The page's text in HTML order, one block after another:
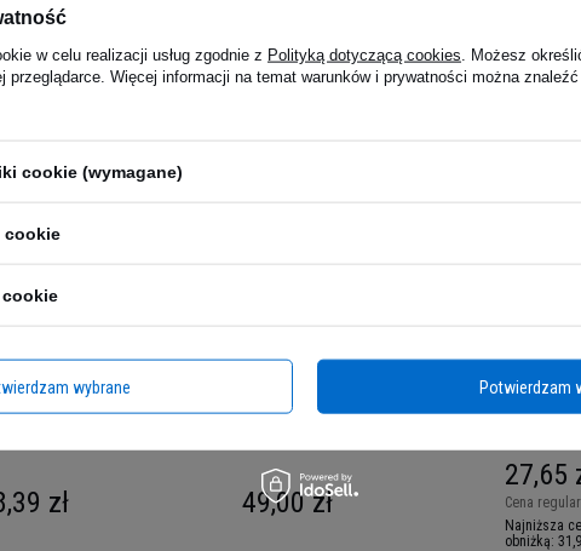
(4)
zł 55,00 zł 39,00
Vita+ - 90tabs
zł
4+ NUTRITION ZMA+ - 90caps
49,00 zł
4+
Cena
27,65
Najniższa
obniżką:
w celu realizacji usług zgodnie z Polityką dotyczącą cookies . Możesz
przeglądarce. Więcej informacji na temat warunków i prywatności można
cookie (wymagane)
cookie
cookie
wybrane Potwierdzam